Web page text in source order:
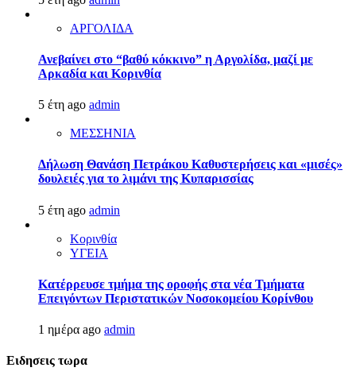
ΑΡΓΟΛΙΔΑ
Ανεβαίνει στο “βαθύ κόκκινο” η Αργολίδα, μαζί με
Αρκαδία και Κορινθία
5 έτη ago admin
ΜΕΣΣΗΝΙΑ
Δήλωση Θανάση Πετράκου Καθυστερήσεις και «μισές»
δουλειές για το λιμάνι της Κυπαρισσίας
5 έτη ago admin
Κορινθία
ΥΓΕΙΑ
Kατέρρευσε τμήμα της οροφής στα νέα Τμήματα
Επειγόντων Περιστατικών Νοσοκομείου Κορίνθου
1 ημέρα ago admin
Ειδησεις τωρα